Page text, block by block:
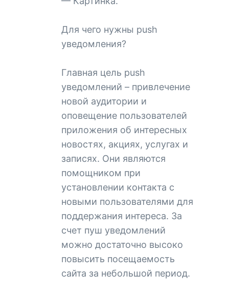
Для чего нужны push
уведомления?
Главная цель push
уведомлений – привлечение
новой аудитории и
оповещение пользователей
приложения об интересных
новостях, акциях, услугах и
записях. Они являются
помощником при
установлении контакта с
новыми пользователями для
поддержания интереса. За
счет пуш уведомлений
можно достаточно высоко
повысить посещаемость
сайта за небольшой период.